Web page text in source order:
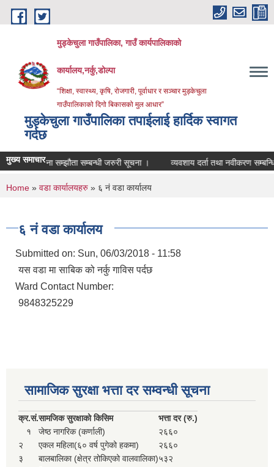
Skip to main content
मुड्केचुला गाउँपालिका, गाउँ कार्यपालिकाको
कार्यालय,नर्कु,डोल्पा
“शिक्षा, स्वास्थ्य, कृषि, रोजगारी, पूर्वाधार र सञ्चार मुड्केचुला
गाउँपालिकाको दिगो बिकासको मुल आधार”
मुड्केचुला गाउँपालिका तपाईलाई हार्दिक स्वागत
गर्दछ
मुख्य समाचार
योजना सम्झौता सम्बन्धी जरुरी सूचना । व्यवशाय दर्ता तथा नवीकरण सम्बन्धि सूचना
You are here
Home » वडा कार्यालयहरु » ६ नं वडा कार्यालय
६ नं वडा कार्यालय
Submitted on: Sun, 06/03/2018 - 11:58
यस वडा मा साबिक को नर्कु गाविस पर्दछ
Ward Contact Number:
9848325229
सामाजिक सुरक्षा भत्ता दर सम्वन्धी सूचना
क्र.सं.सामजिक सुरक्षाको किसिम
भत्ता दर (रु.)
१
जेष्ठ नागरिक (कर्णाली)
२६६०
२
एकल महिला(६० वर्ष पुगेको हकमा)
२६६०
३
बालबालिका (क्षेत्र तोकिएको वालवालिका)५३२